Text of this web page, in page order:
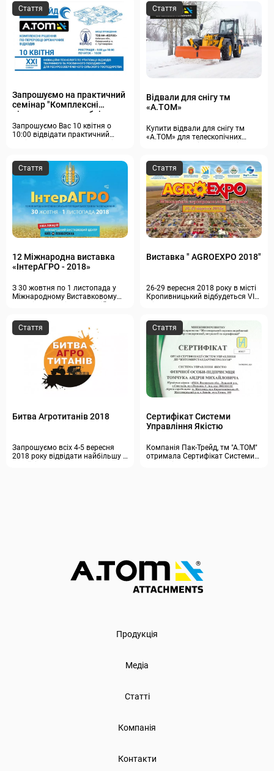
Стаття
Запрошуємо на практичний
семінар "Комплексні
рішення по переробці
органічних відходів"
Запрошуємо Вас 10 квітня о
10:00 відвідати практичний
органічних відходів".
Стаття
Відвали для снігу тм
«А.ТОМ»
Купити відвали для снігу тм
«А.ТОМ» для телескопічних
Екскаваторів-навантажувачів
JCB 3CX. Тракторів John Deere
Стаття
12 Міжнародна виставка
«ІнтерАГРО - 2018»
З 30 жовтня по 1 листопада у
Міжнародному Виставковому
виставка «ІнтерАГРО - 2018».
Стаття
Виставка " AGROEXPO 2018"
26-29 вересня 2018 року в місті
Кропивницький відбудеться VI
польовою демонстрацією
техніки і технологій. Виставкова
площа в минулому році охопила
120 000 м2, в цьому році
очікується розширення
Стаття
Битва Агротитанів 2018
Запрошуємо всіх 4-5 вересня
2018 року відвідати найбільшу в
Стаття
Сертифікат Системи
Управління Якістю
Компанія Пак-Трейд, тм "А.ТОМ"
отримала Сертифікат Системи
Продукція
Медіа
Статті
Компанія
Контакти